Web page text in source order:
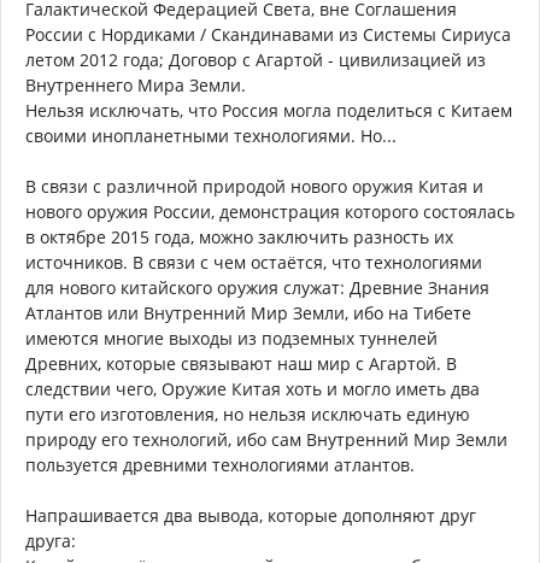
Галактической Федерацией Света, вне Соглашения
России с Нордиками / Скандинавами из Системы Сириуса
летом 2012 года; Договор с Агартой - цивилизацией из
Внутреннего Мира Земли.
Нельзя исключать, что Россия могла поделиться с Китаем
своими инопланетными технологиями. Но...
В связи с различной природой нового оружия Китая и
нового оружия России, демонстрация которого состоялась
в октябре 2015 года, можно заключить разность их
источников. В связи с чем остаётся, что технологиями
для нового китайского оружия служат: Древние Знания
Атлантов или Внутренний Мир Земли, ибо на Тибете
имеются многие выходы из подземных туннелей
Древних, которые связывают наш мир с Агартой. В
следствии чего, Оружие Китая хоть и могло иметь два
пути его изготовления, но нельзя исключать единую
природу его технологий, ибо сам Внутренний Мир Земли
пользуется древними технологиями атлантов.
Напрашивается два вывода, которые дополняют друг
друга: